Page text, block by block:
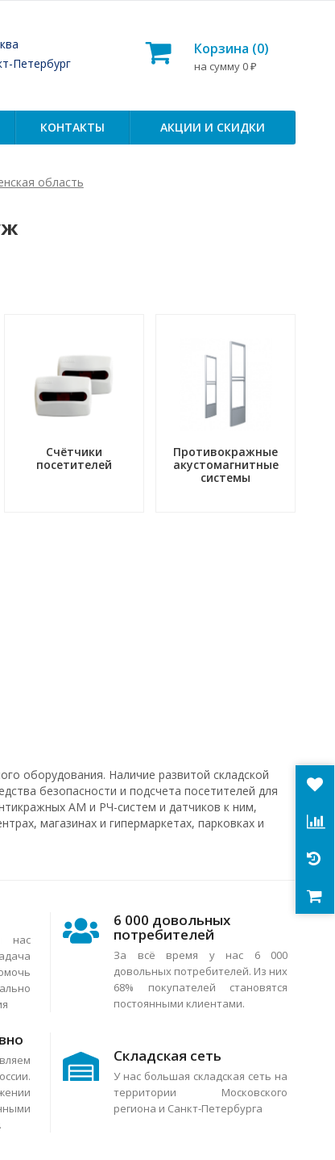
Петербург
Корзина (0)
на сумму 0 ₽
КОНТАКТЫ АКЦИИ И СКИДКИ
область
Счётчики
посетителей
Противокражные
акустомагнитные
системы
оборудования. Наличие развитой складской
безопасности и подсчета посетителей для
АМ и РЧ-систем и датчиков к ним,
магазинах и гипермаркетах, парковках и
нас
6 000 довольных
потребителей
За всё время у нас 6 000
довольных потребителей. Из них
68% покупателей становятся
постоянными клиентами.
Складская сеть
У нас большая складская сеть на
территории Московского
региона и Санкт-Петербурга